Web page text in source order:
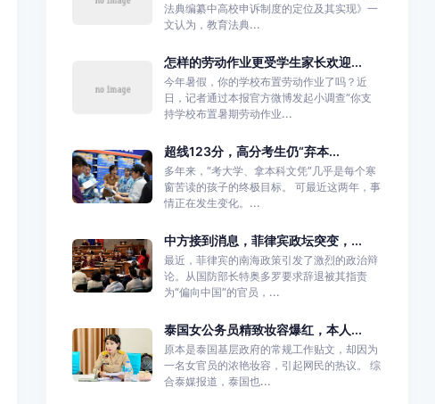
法典编纂中高校申诉制度的定位及其实现》一
文认为，教育法典...
怎样的劳动作业更受学生家长欢迎...
今年暑假，你的学校布置劳动作业了吗？近
日，记者通过本报官方微博发起小调查“你支
持学校布置暑期劳动作业...
超线123分，高分考生仍“弃本...
多年来，“考大学、拿本科文凭”几乎是每个寒
窗苦读的孩子的终极目标。 可最近这两年，事
情正在发生变化。...
中方接到消息，菲律宾政坛突变，...
最近，菲律宾的南海政策引发了激烈的政治辩
论。从国防部长特奥多罗要求辞退被其指责
为“偏向中国”的官员，...
泰国女公务员精致妆容爆红，本人...
原本是泰国基层政府的常规工作贴文，却因为
一名女官员的浓艳妆容，引起网民的热议。 综
合泰媒报道，泰国也...